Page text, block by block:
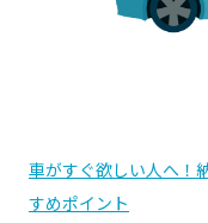
車がすぐ欲しい人へ！
すめポイント